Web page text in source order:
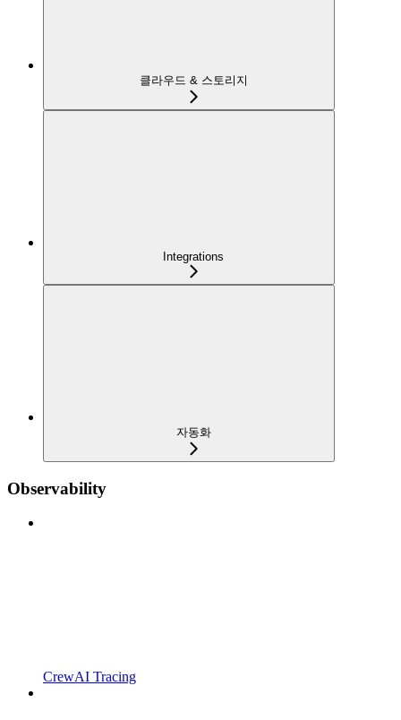
클라우드 & 스토리지
Integrations
자동화
Observability
CrewAI Tracing